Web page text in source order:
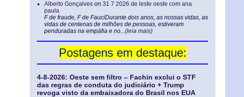
Alberto Gonçalves on 31 7 2026 de leste oeste com ana
paula
F de fraude, F de FauciDurante dois anos, as nossas vidas, as
vidas de centenas de milhões de pessoas, estiveram
penduradas na empáfia e no...(leia mais)
Postagens em destaque:
4-8-2026: Oeste sem filtro – Fachin exclui o STF
das regras de conduta do judiciário + Trump
revoga visto da embaixadora do Brasil nos EUA